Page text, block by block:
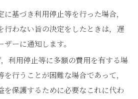
基づき利用停止等を行った場合，
行わない旨の決定をしたときは，遅
ーに通知します。
利用停止等に多額の費用を有する場
行うことが困難な場合であって，
を保護するために必要なこれに代わ